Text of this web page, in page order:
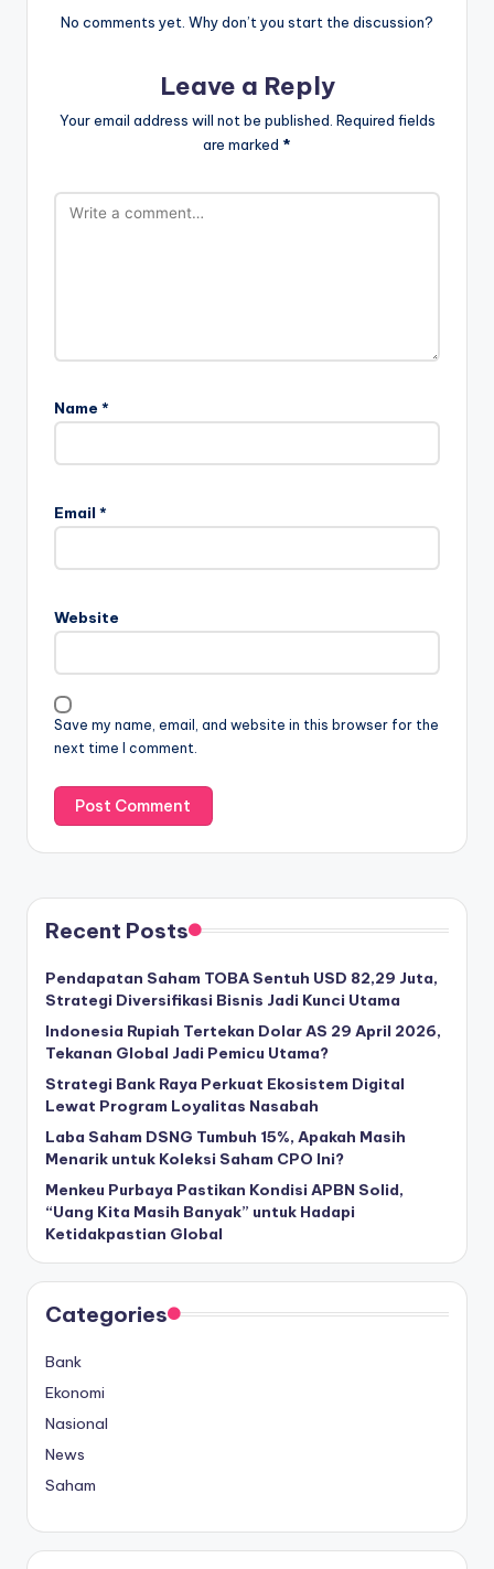
No comments yet. Why don’t you start the discussion?
Leave a Reply
Your email address will not be published. Required fields
are marked *
Name *
Email *
Website
Save my name, email, and website in this browser for the
next time I comment.
Recent Posts
Pendapatan Saham TOBA Sentuh USD 82,29 Juta,
Strategi Diversifikasi Bisnis Jadi Kunci Utama
Indonesia Rupiah Tertekan Dolar AS 29 April 2026,
Tekanan Global Jadi Pemicu Utama?
Strategi Bank Raya Perkuat Ekosistem Digital
Lewat Program Loyalitas Nasabah
Laba Saham DSNG Tumbuh 15%, Apakah Masih
Menarik untuk Koleksi Saham CPO Ini?
Menkeu Purbaya Pastikan Kondisi APBN Solid,
“Uang Kita Masih Banyak” untuk Hadapi
Ketidakpastian Global
Categories
Bank
Ekonomi
Nasional
News
Saham